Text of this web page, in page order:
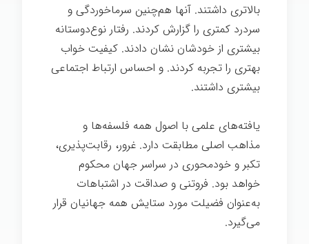
بالاتری داشتند. آنها هم‌چنین سرماخوردگی و
سردرد کمتری را گزارش کردند. رفتار نوع‌دوستانه
بیشتری از خودشان نشان دادند. کیفیت خواب
بهتری را تجربه کردند. و احساس ارتباط اجتماعی
بیشتری داشتند.
یافته‌های علمی با اصول همه فلسفه‌ها و
مذاهب اصلی مطابقت دارد. غرور، رقابت‌پذیری،
تکبر و خودمحوری در سراسر جهان محکوم
خواهد بود. فروتنی و صداقت در اشتباهات
به‌عنوان فضیلت مورد ستایش همه جهانیان قرار
می‌گیرد.